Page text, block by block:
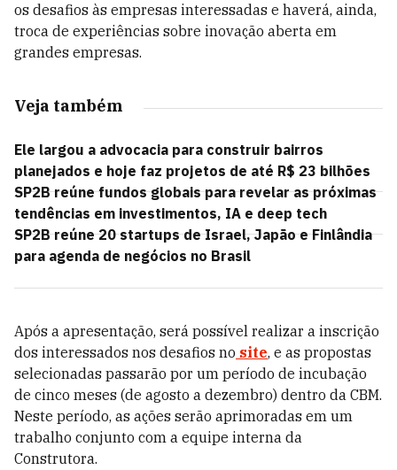
os desafios às empresas interessadas e haverá, ainda,
troca de experiências sobre inovação aberta em
grandes empresas.
Veja também
Ele largou a advocacia para construir bairros
planejados e hoje faz projetos de até R$ 23 bilhões
SP2B reúne fundos globais para revelar as próximas
tendências em investimentos, IA e deep tech
SP2B reúne 20 startups de Israel, Japão e Finlândia
para agenda de negócios no Brasil
Após a apresentação, será possível realizar a inscrição
dos interessados nos desafios no site, e as propostas
selecionadas passarão por um período de incubação
de cinco meses (de agosto a dezembro) dentro da CBM.
Neste período, as ações serão aprimoradas em um
trabalho conjunto com a equipe interna da
Construtora.